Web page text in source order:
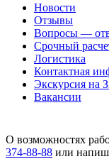
Новости
Отзывы
Вопросы —
Срочный
Логистика
Контактная
Экскурсия на
Вакансии
О возможностях
374-88-88 или